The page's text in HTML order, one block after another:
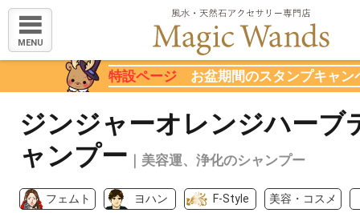
MENU
特設ページ お盆期間のスタンプキャン
ジンジャーオレンジハーブ
ャンプー ｜美容運、浄化のシャンプー
フェムト ヨハン F-Style 美容・コスメ